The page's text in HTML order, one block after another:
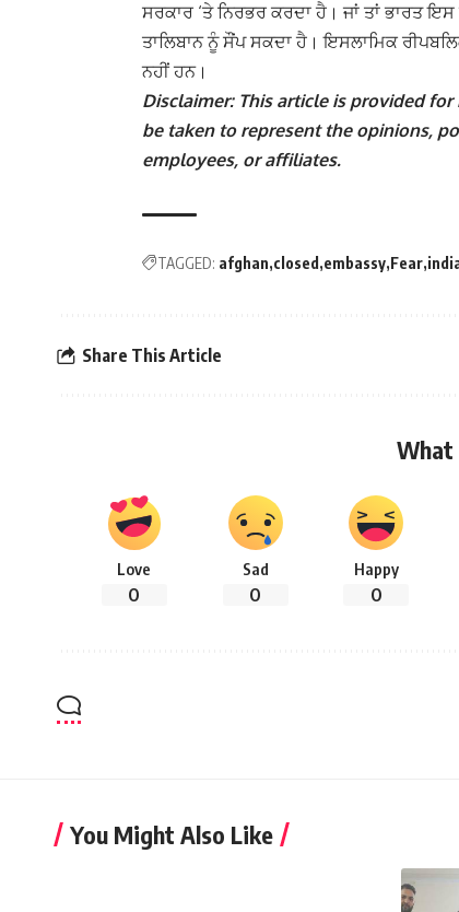
ਸਰਕਾਰ ‘ਤੇ ਨਿਰਭਰ ਕਰਦਾ ਹੈ। ਜਾਂ ਤਾਂ ਭਾਰਤ
ਤਾਲਿਬਾਨ ਨੂੰ ਸੌਂਪ ਸਕਦਾ ਹੈ। ਇਸਲਾਮਿਕ
ਨਹੀਂ ਹਨ।
Disclaimer: This article is provided
be taken to represent the opinions,
employees, or affiliates.
TAGGED: afghan closed embassy Fear
Share This Article
What
Love
0
Sad
0
Happy
0
You Might Also Like